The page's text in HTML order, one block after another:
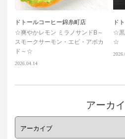
ドトールコーヒー錦糸町店
☆爽やかレモン ミラノサンドB～
スモークサーモン・エビ・アボカ
ド～☆
2026.04.14
ド
☆黒
☆
アーカ